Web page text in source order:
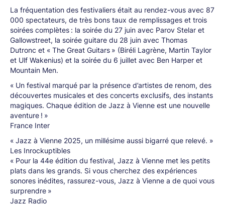
La fréquentation des festivaliers était au rendez-vous avec 87
000 spectateurs, de très bons taux de remplissages et trois
soirées complètes : la soirée du 27 juin avec Parov Stelar et
Gallowstreet, la soirée guitare du 28 juin avec Thomas
Dutronc et « The Great Guitars » (Biréli Lagrène, Martin Taylor
et Ulf Wakenius) et la soirée du 6 juillet avec Ben Harper et
Mountain Men.
« Un festival marqué par la présence d’artistes de renom, des
découvertes musicales et des concerts exclusifs, des instants
magiques. Chaque édition de Jazz à Vienne est une nouvelle
aventure ! »
France Inter
« Jazz à Vienne 2025, un millésime aussi bigarré que relevé. »
Les Inrockuptibles
« Pour la 44e édition du festival, Jazz à Vienne met les petits
plats dans les grands. Si vous cherchez des expériences
sonores inédites, rassurez-vous, Jazz à Vienne a de quoi vous
surprendre »
Jazz Radio